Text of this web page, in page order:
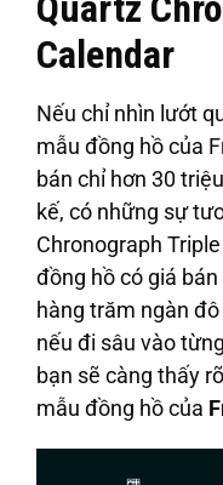
Calendar
Nếu chỉ nhìn lướt
mẫu đồng hồ của
bán chỉ hơn 30
kế, có những sự
Chronograph
đồng hồ có giá
hàng trăm ngàn
nếu đi sâu vào
bạn sẽ càng thấy
mẫu đồng hồ của